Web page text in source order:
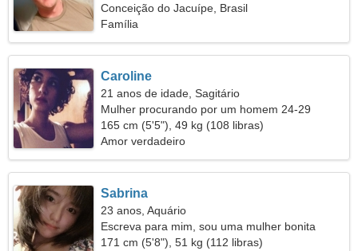
encantadora
Conceição do Jacuípe, Brasil
Família
Caroline
21 anos de idade, Sagitário
Mulher procurando por um homem 24-29
165 cm (5'5"), 49 kg (108 libras)
Amor verdadeiro
Sabrina
23 anos, Aquário
Escreva para mim, sou uma mulher bonita
171 cm (5'8"), 51 kg (112 libras)